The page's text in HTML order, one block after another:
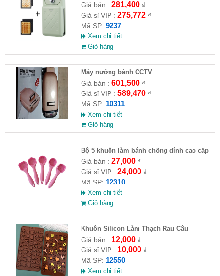
Giá bán : 281,400₫
Giá sỉ VIP : 275,772₫
Mã SP: 9237
Xem chi tiết
Giỏ hàng
Máy nướng bánh CCTV
Giá bán : 601,500₫
Giá sỉ VIP : 589,470₫
Mã SP: 10311
Xem chi tiết
Giỏ hàng
Bộ 5 khuôn làm bánh chống dính cao cấp
Giá bán : 27,000₫
Giá sỉ VIP : 24,000₫
Mã SP: 12310
Xem chi tiết
Giỏ hàng
Khuôn Silicon Làm Thạch Rau Câu
Chocolate
Giá bán : 12,000₫
Giá sỉ VIP : 10,000₫
Mã SP: 12550
Xem chi tiết